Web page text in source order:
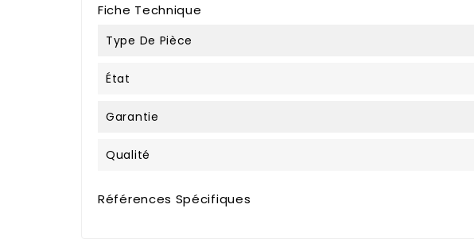
Fiche Technique
Type De Pièce
État
Garantie
Qualité
Références Spécifiques